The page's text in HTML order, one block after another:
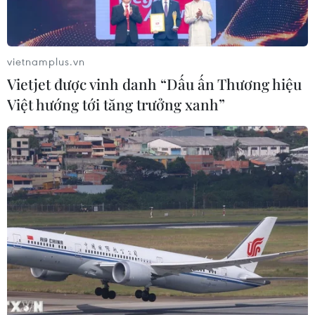
Giá gạo Việt Nam đi ngược xu hướng với các nước
xuất khẩu lớn
09/08/2026 04:23
vietnamplus.vn
Vietjet được vinh danh “Dấu ấn Thương hiệu
Việt hướng tới tăng trưởng xanh”